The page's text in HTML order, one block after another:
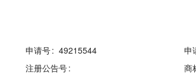
申请号 49215544 申
注册公告号 商